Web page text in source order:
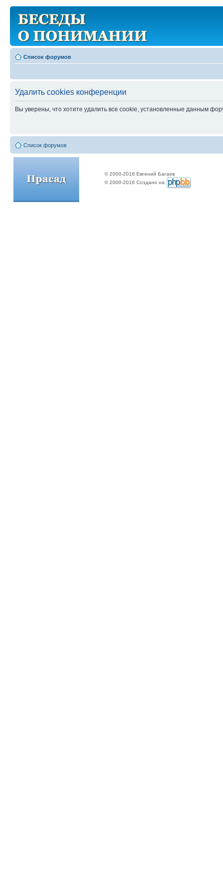
Список форумов
Удалить cookies конференции
Вы уверены, что хотите удалить все cookie, установленные данным
Список форумов
© 2000-2016 Евгений Багаев
© 2000-2016 Создано на